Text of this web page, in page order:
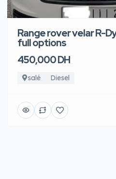
Range rover velar R-
full options
450,000 DH
salé Diesel